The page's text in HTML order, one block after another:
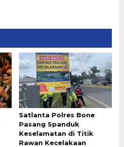
Satlanta Polres Bone
Pasang Spanduk
Keselamatan di Titik
Rawan Kecelakaan